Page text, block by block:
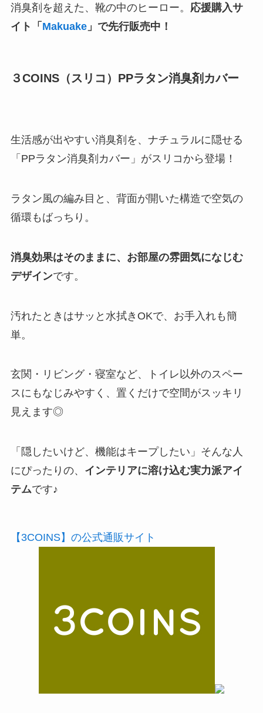
消臭剤を超えた、靴の中のヒーロー。 応援購入サ
イト「 Makuake」で先行販売中！
３COINS（スリコ） PPラタン消臭剤カバー
生活感が出やすい消臭剤を、ナチュラルに隠せる
「PPラタン消臭剤カバー」がスリコから登場！
ラタン風の編み目と、背面が開いた構造で空気の
循環もばっちり。
消臭効果はそのままに、お部屋の雰囲気になじむ
デザインです。
汚れたときはサッと水拭きOKで、お手入れも簡
単。
玄関・リビング・寝室など、トイレ以外のスペー
スにもなじみやすく、置くだけで空間がスッキリ
見えます◎
「隠したいけど、機能はキープしたい」そんな人
にぴったりの、 インテリアに溶け込む実力派アイ
テムです♪
【3COINS】の公式通販サイト